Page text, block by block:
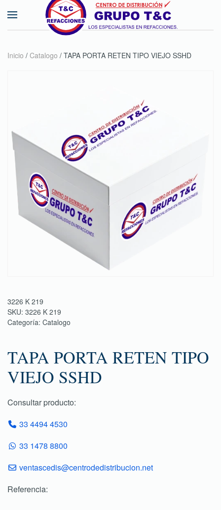
Skip to main content
Inicio / Catalogo / TAPA PORTA RETEN TIPO VIEJO SSHD
3226 K 219
SKU: 3226 K 219
Categoría: Catalogo
TAPA PORTA RETEN TIPO
VIEJO SSHD
Consultar producto:
33 4494 4530
33 1478 8800
ventascedis@centrodedistribucion.net
Referencia: